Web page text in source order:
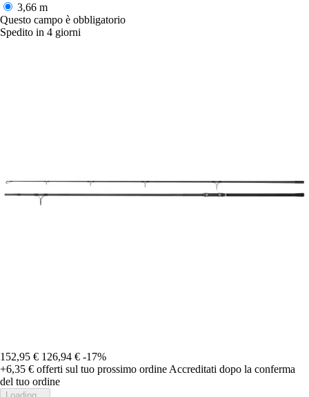
3,66 m
Questo campo è obbligatorio
Spedito in 4 giorni
152,95 € 126,94 € -17%
+6,35 € offerti sul tuo prossimo ordine Accreditati dopo la conferma
del tuo ordine